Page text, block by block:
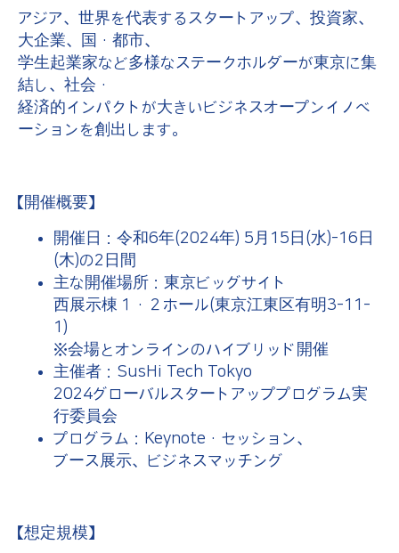
アジア、世界を代表するスタートアップ、投資家、
大企業、国・都市、
学生起業家など多様なステークホルダーが東京に集
結し、社会・
経済的インパクトが大きいビジネスオープンイノベ
ーションを創出します。
【開催概要】
開催日：令和6年(2024年) 5月15日(水)-16日
(木)の2日間
主な開催場所：東京ビッグサイト
西展示棟１・２ホール(東京江東区有明3-11-
1)
※会場とオンラインのハイブリッド開催
主催者：SusHi Tech Tokyo
2024グローバルスタートアッププログラム実
行委員会
プログラム：Keynote・セッション、
ブース展示、ビジネスマッチング
【想定規模】